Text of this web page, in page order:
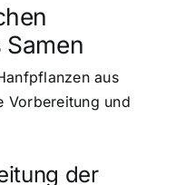
aus
Vorbereitung und
der